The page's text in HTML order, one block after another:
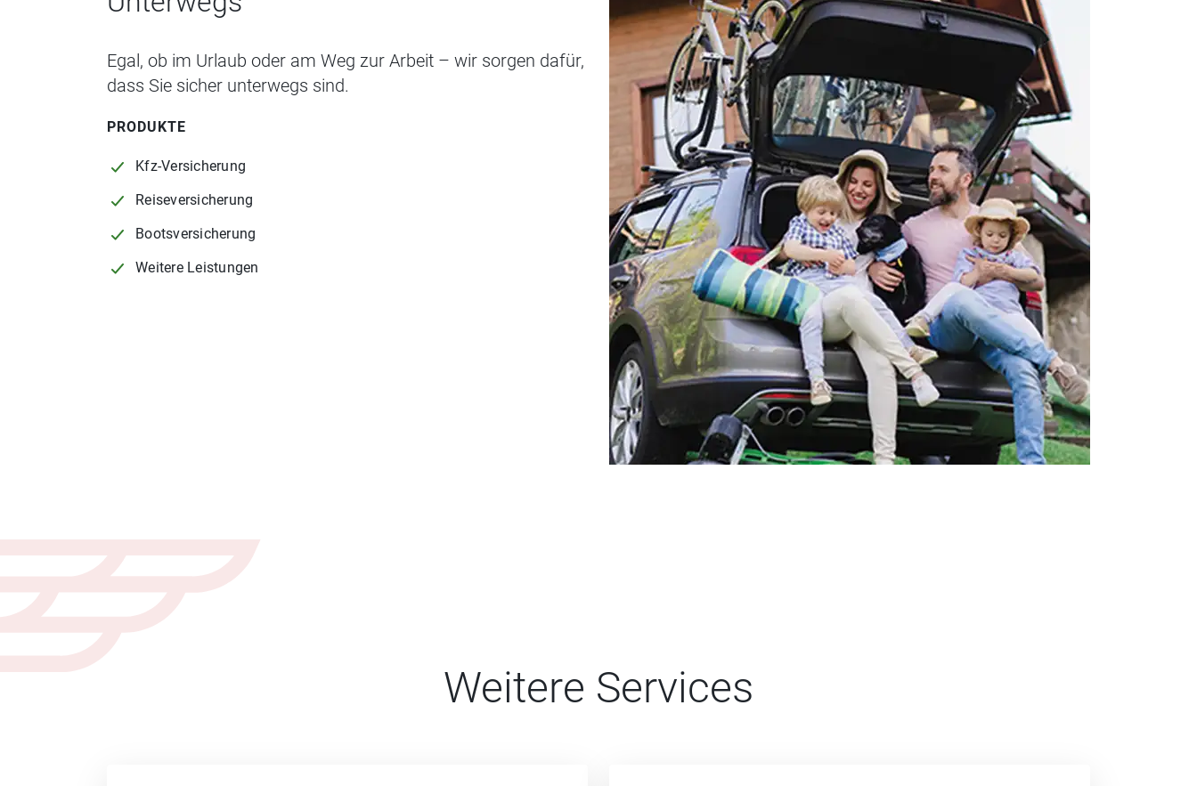
Egal, ob im Urlaub oder am Weg zur Arbeit – wir sorgen dafür,
dass Sie sicher unterwegs sind.
PRODUKTE
Kfz-Versicherung
Reiseversicherung
Bootsversicherung
Weitere Leistungen
Weitere Services